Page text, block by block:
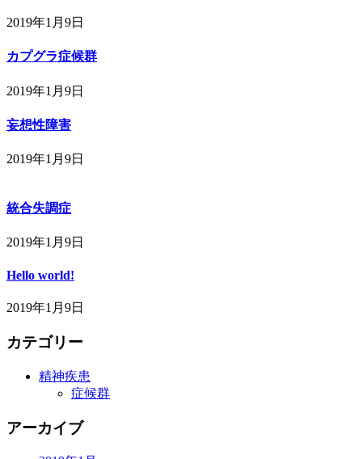
2019年1月9日
カプグラ症候群
2019年1月9日
妄想性障害
2019年1月9日
統合失調症
2019年1月9日
Hello world!
2019年1月9日
カテゴリー
精神疾患
症候群
アーカイブ